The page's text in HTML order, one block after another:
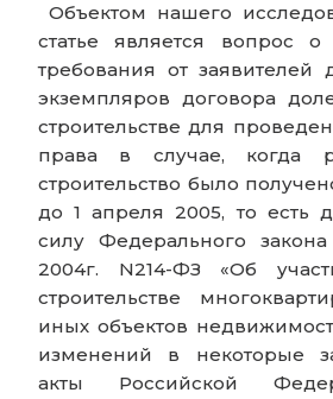
Объектом нашего
статье является вопрос о
требования от заявителей
экземпляров договора
строительстве для
права в случае, когда
строительство было
до 1 апреля 2005, то есть
силу Федерального
2004г. N214-ФЗ «Об
строительстве
иных объектов
изменений в некоторые
акты Российской